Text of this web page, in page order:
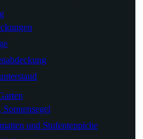
und Stufenteppiche